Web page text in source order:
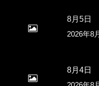
8月5日
2026年8
8月4日